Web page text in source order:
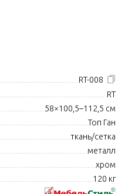
RT-008
RT
58×100,5–112,5 см
Топ Ган
ткань/сетка
металл
хром
120 кг